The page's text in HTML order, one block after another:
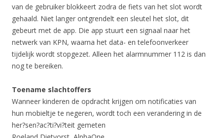
van de gebruiker blokkeert zodra de fiets van het slot wordt
gehaald. Niet langer ontgrendelt een sleutel het slot, dit
gebeurt met de app. Die app stuurt een signaal naar het
netwerk van KPN, waarna het data- en telefoonverkeer
tijdelijk wordt stopgezet. Alleen het alarmnummer 112 is dan
nog te bereiken.
Toename slachtoffers
Wanneer kinderen de opdracht krijgen om notificaties van
hun mobieltje te negeren, wordt toch een verandering in de
her?sen?ac?ti?vi?teit gemeten